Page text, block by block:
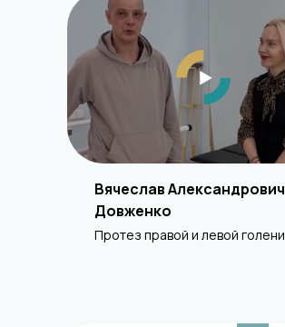
Протез правой и левой голени
Вячеслав Александрович
Довженко